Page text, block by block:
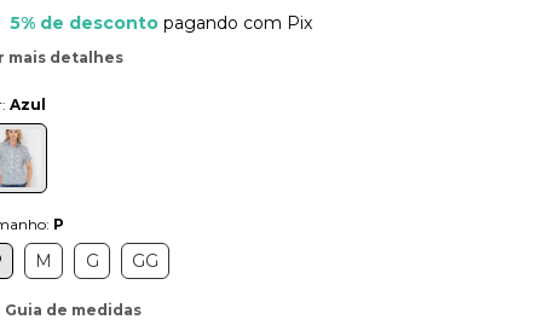
5% de descontopagando com Pix
mais detalhes
Azul
P
M G GG
Guia de medidas